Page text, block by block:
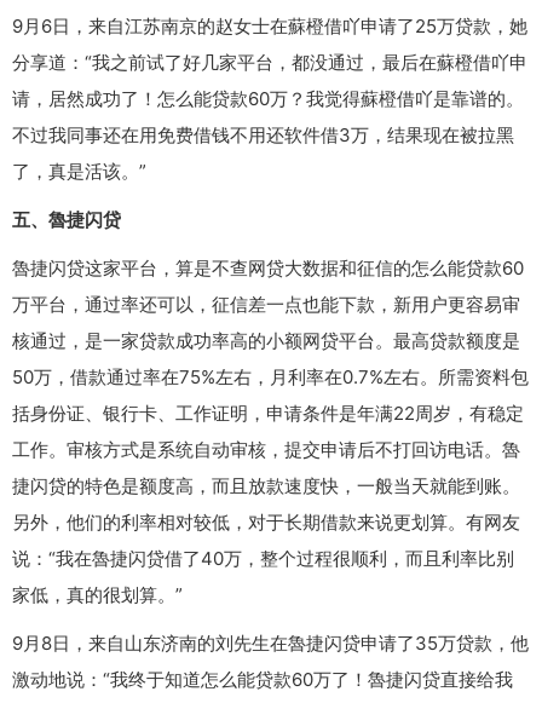
9月6日，来自江苏南京的赵女士在蘇橙借吖申请了25万贷款，她
分享道：“我之前试了好几家平台，都没通过，最后在蘇橙借吖申
请，居然成功了！怎么能贷款60万？我觉得蘇橙借吖是靠谱的。
不过我同事还在用免费借钱不用还软件借3万，结果现在被拉黑
了，真是活该。”
五、魯捷闪贷
魯捷闪贷这家平台，算是不查网贷大数据和征信的怎么能贷款60
万平台，通过率还可以，征信差一点也能下款，新用户更容易审
核通过，是一家贷款成功率高的小额网贷平台。最高贷款额度是
50万，借款通过率在75%左右，月利率在0.7%左右。所需资料包
括身份证、银行卡、工作证明，申请条件是年满22周岁，有稳定
工作。审核方式是系统自动审核，提交申请后不打回访电话。魯
捷闪贷的特色是额度高，而且放款速度快，一般当天就能到账。
另外，他们的利率相对较低，对于长期借款来说更划算。有网友
说：“我在魯捷闪贷借了40万，整个过程很顺利，而且利率比别
家低，真的很划算。”
9月8日，来自山东济南的刘先生在魯捷闪贷申请了35万贷款，他
激动地说：“我终于知道怎么能贷款60万了！魯捷闪贷直接给我